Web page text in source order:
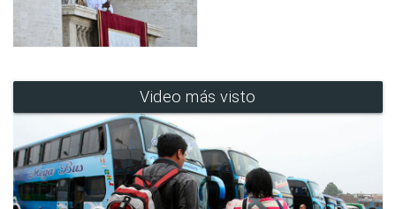
Video más visto